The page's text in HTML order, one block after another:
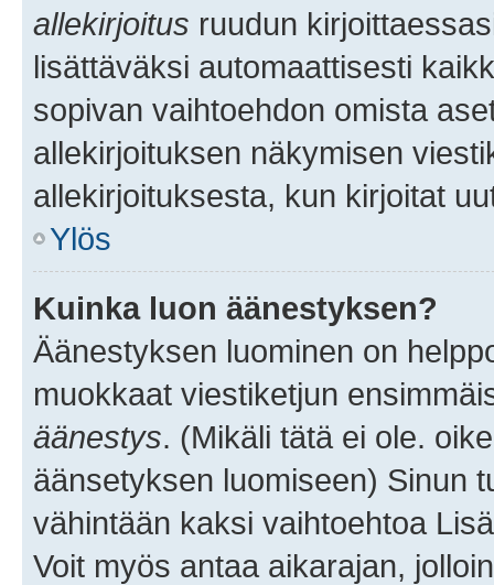
allekirjoitus ruudun
lisättäväksi automaattisesti
sopivan vaihtoehdon omista
allekirjoituksen näkymisen
allekirjoituksesta, kun kirjoitat
Ylös
Kuinka luon äänestyksen?
Äänestyksen luominen on
muokkaat viestiketjun
äänestys. (Mikäli tätä ei ole.
äänsetyksen luomiseen) Sinun
vähintään kaksi vaihtoehtoa
Voit myös antaa aikarajan,